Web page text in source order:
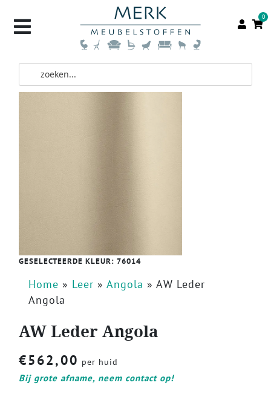
0
GESELECTEERDE KLEUR: 76014
Home » Leer » Angola » AW Leder
Angola
AW Leder Angola
€562,00 per huid
Bij grote afname, neem contact op!